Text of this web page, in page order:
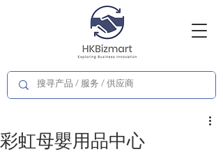
彩虹母嬰用品中心